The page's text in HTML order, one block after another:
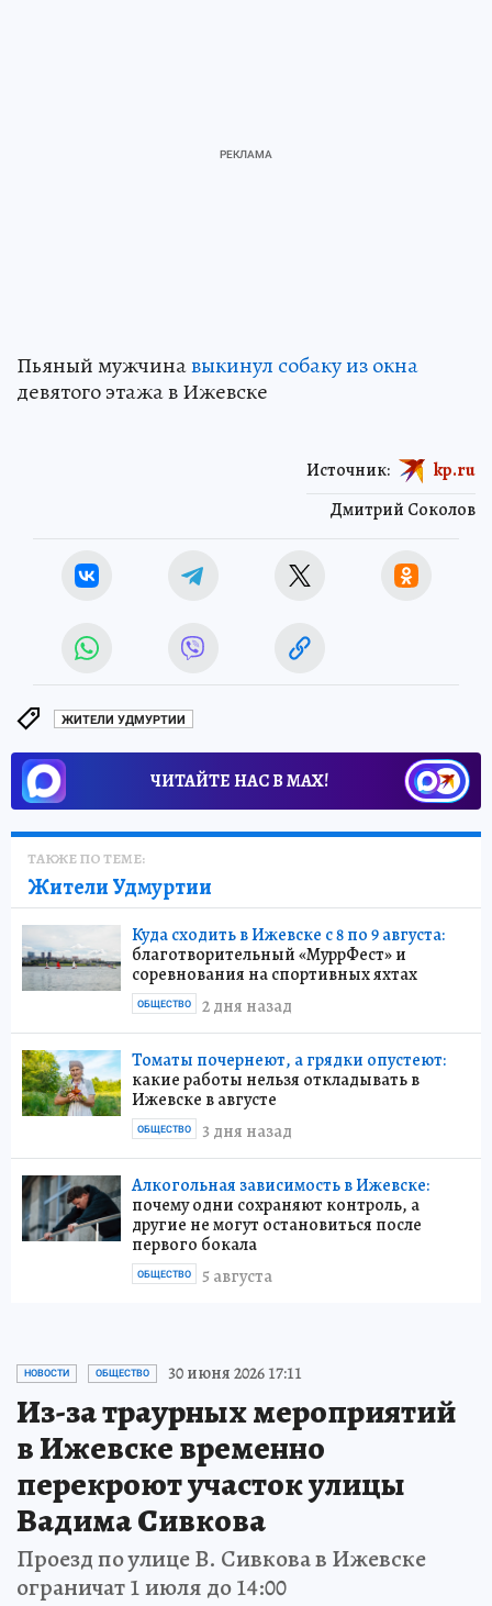
Пьяный мужчинавыкинул собаку из окна
девятого этажа в Ижевске
Дмитрий Соколов
Источник: kp.ru
ЖИТЕЛИ УДМУРТИИ
ЧИТАЙТЕ НАС В МАХ!
ТАКЖЕ ПО ТЕМЕ:
Жители Удмуртии
Куда сходить в Ижевске с 8 по 9 августа:
благотворительный «МуррФест» и
соревнования на спортивных яхтах
2 дня назад
ОБЩЕСТВО
Томаты почернеют, а грядки опустеют:
какие работы нельзя откладывать в
Ижевске в августе
3 дня назад
ОБЩЕСТВО
Алкогольная зависимость в Ижевске:
почему одни сохраняют контроль, а
другие не могут остановиться после
первого бокала
5 августа
ОБЩЕСТВО
НОВОСТИ ОБЩЕСТВО 30 июня 2026 17:11
Из-за траурных мероприятий
в Ижевске временно
перекроют участок улицы
Вадима Сивкова
Проезд по улице В. Сивкова в Ижевске
ограничат 1 июля до 14:00